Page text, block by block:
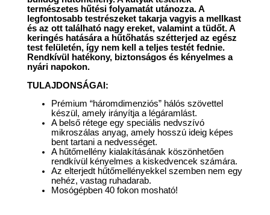
természetes hűtési folyamatát utánozza. A
legfontosabb testrészeket takarja vagyis a mellkast
és az ott található nagy ereket, valamint a tüdőt. A
keringés hatására a hűtőhatás szétterjed az egész
test felületén, így nem kell a teljes testét fednie.
Rendkívül hatékony, biztonságos és kényelmes a
nyári napokon.
TULAJDONSÁGAI:
Prémium “háromdimenziós” hálós szövettel
készül, amely irányítja a légáramlást.
A belső rétege egy speciális nedvszívó
mikroszálas anyag, amely hosszú ideig képes
bent tartani a nedvességet.
A hűtőmellény kialakításának köszönhetően
rendkívül kényelmes a kiskedvencek számára.
Az elterjedt hűtőmellényekkel szemben nem egy
nehéz, vastag ruhadarab.
Mosógépben 40 fokon mosható!